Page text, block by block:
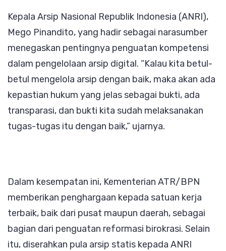
Kepala Arsip Nasional Republik Indonesia (ANRI),
Mego Pinandito, yang hadir sebagai narasumber
menegaskan pentingnya penguatan kompetensi
dalam pengelolaan arsip digital. “Kalau kita betul-
betul mengelola arsip dengan baik, maka akan ada
kepastian hukum yang jelas sebagai bukti, ada
transparasi, dan bukti kita sudah melaksanakan
tugas-tugas itu dengan baik,” ujarnya.
Dalam kesempatan ini, Kementerian ATR/BPN
memberikan penghargaan kepada satuan kerja
terbaik, baik dari pusat maupun daerah, sebagai
bagian dari penguatan reformasi birokrasi. Selain
itu, diserahkan pula arsip statis kepada ANRI